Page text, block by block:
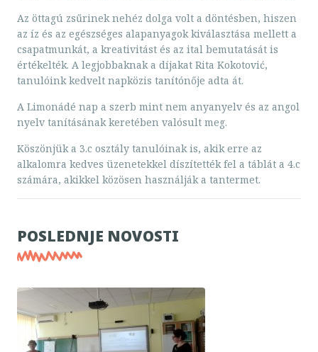
Az öttagú zsűrinek nehéz dolga volt a döntésben, hiszen
az íz és az egészséges alapanyagok kiválasztása mellett a
csapatmunkát, a kreativitást és az ital bemutatását is
értékelték. A legjobbaknak a díjakat Rita Kokotović,
tanulóink kedvelt napközis tanítónője adta át.
A Limonádé nap a szerb mint nem anyanyelv és az angol
nyelv tanításának keretében valósult meg.
Köszönjük a 3.c osztály tanulóinak is, akik erre az
alkalomra kedves üzenetekkel díszítették fel a táblát a 4.c
számára, akikkel közösen használják a tantermet.
POSLEDNJE NOVOSTI